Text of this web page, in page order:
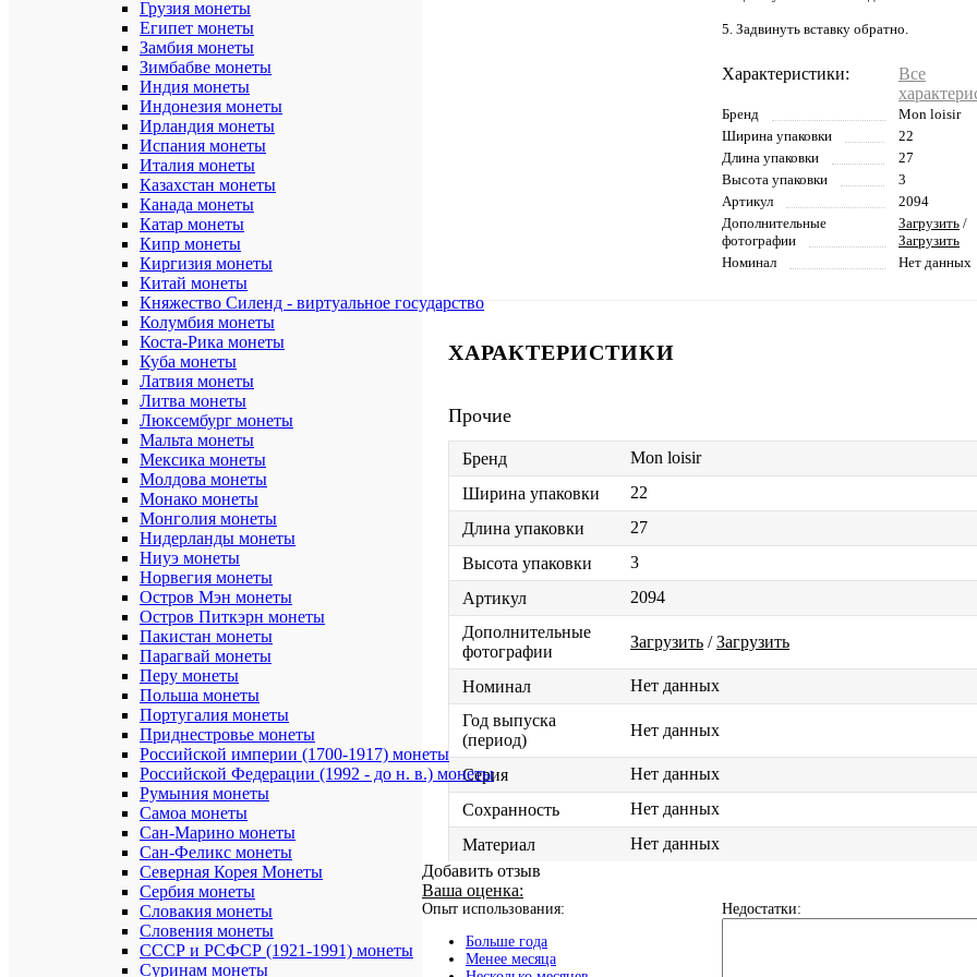
Грузия монеты
Египет монеты
Замбия монеты
Зимбабве монеты
Индия монеты
Индонезия монеты
Ирландия монеты
Испания монеты
Италия монеты
Казахстан монеты
Канада монеты
Катар монеты
Кипр монеты
Киргизия монеты
Китай монеты
Княжество Силенд - виртуальное государство
Колумбия монеты
Коста-Рика монеты
Куба монеты
Латвия монеты
Литва монеты
Люксембург монеты
Мальта монеты
Мексика монеты
Молдова монеты
Монако монеты
Монголия монеты
Нидерланды монеты
Ниуэ монеты
Норвегия монеты
Остров Мэн монеты
Остров Питкэрн монеты
Пакистан монеты
Парагвай монеты
Перу монеты
Польша монеты
Португалия монеты
Приднестровье монеты
Российской империи (1700-1917) монеты
Российской Федерации (1992 - до н. в.) монеты
Румыния монеты
Самоа монеты
Сан-Марино монеты
Сан-Феликс монеты
Северная Корея Монеты
Сербия монеты
Словакия монеты
Словения монеты
СССР и РСФСР (1921-1991) монеты
Суринам монеты
5. Задвинуть вставку обратно.
Характеристики:
Все
Бренд
Mon loisir
Ширина упаковки
22
Длина упаковки
27
Высота упаковки
3
Артикул
2094
Дополнительные
фотографии
Загрузить /
Загрузить
Номинал
Нет данных
ХАРАКТЕРИСТИКИ
Прочие
Бренд
Mon loisir
Ширина упаковки
22
Длина упаковки
27
Высота упаковки
3
Артикул
2094
Дополнительные
фотографии
Загрузить /Загрузить
Номинал
Нет данных
Год выпуска
(период)
Нет данных
Серия
Нет данных
Сохранность
Нет данных
Материал
Нет данных
Добавить отзыв
Ваша оценка:
Опыт использования:
Больше года
Менее месяца
Недостатки: